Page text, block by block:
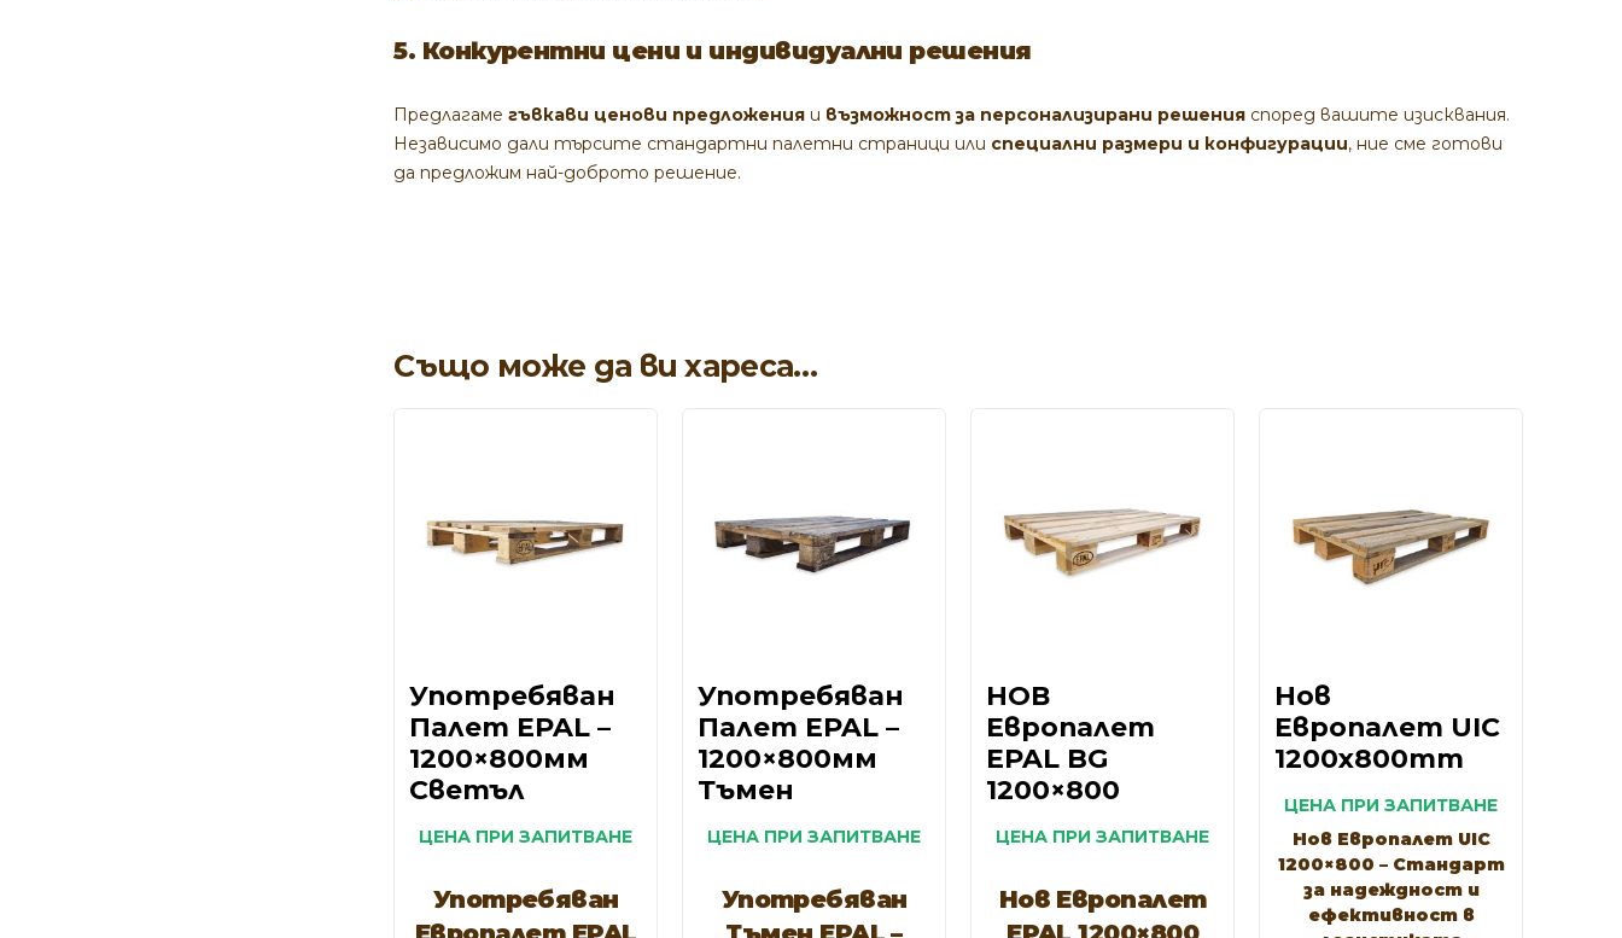
5. Конкурентни цени и индивидуални решения
Предлагамегъвкави ценови предложения и възможност за персонализирани решения според вашите изисквания.
Независимо дали търсите стандартни палетни страници или специални размери и конфигурации, ние сме готови
да предложим най-доброто решение.
Също може да ви хареса…
Употребяван
Палет EPAL –
1200×800мм
Светъл
ЦЕНА ПРИ ЗАПИТВАНЕ
Употребяван
Употребяван
Палет EPAL –
1200×800мм
Тъмен
ЦЕНА ПРИ ЗАПИТВАНЕ
Употребяван
НОВ
Европалет
EPAL BG
1200×800
ЦЕНА ПРИ ЗАПИТВАНЕ
Нов Европалет
Нов
Европалет UIC
1200x800mm
ЦЕНА ПРИ ЗАПИТВАНЕ
Нов Европалет UIC
1200×800 – Стандарт
за надеждност и
ефективност в